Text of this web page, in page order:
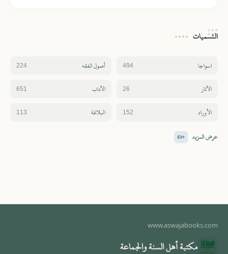
التسميات
مكتبة أهل السنة والجماعة